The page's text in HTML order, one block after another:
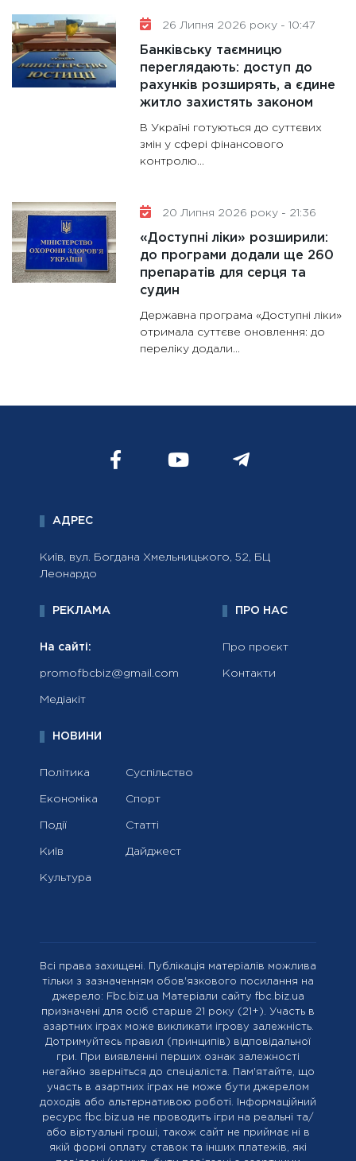
26 Липня 2026 року - 10:47
Банківську таємницю
переглядають: доступ до
рахунків розширять, а єдине
житло захистять законом
В Україні готуються до суттєвих
змін у сфері фінансового
контролю...
20 Липня 2026 року - 21:36
«Доступні ліки» розширили:
до програми додали ще 260
препаратів для серця та
судин
Державна програма «Доступні ліки»
отримала суттєве оновлення: до
переліку додали...
АДРЕС
Київ, вул. Богдана Хмельницького, 52, БЦ
Леонардо
РЕКЛАМА
На сайті:
promofbcbiz@gmail.com
Медіакіт
ПРО НАС
Про проєкт
Контакти
НОВИНИ
Політика
Економіка
Події
Київ
Культура
Суспільство
Спорт
Статті
Дайджест
Всі права захищені. Публікація матеріалів можлива
тільки з зазначенням обов'язкового посилання на
джерело: Fbc.biz.ua Матеріали сайту fbc.biz.ua
призначені для осіб старше 21 року (21+). Участь в
азартних іграх може викликати ігрову залежність.
Дотримуйтесь правил (принципів) відповідальної
гри. При виявленні перших ознак залежності
негайно зверніться до спеціаліста. Пам'ятайте, що
участь в азартних іграх не може бути джерелом
доходів або альтернативою роботі. Інформаційний
ресурс fbc.biz.ua не проводить ігри на реальні та/
або віртуальні гроші, також сайт не приймає ні в
якій формі оплату ставок та інших платежів, які